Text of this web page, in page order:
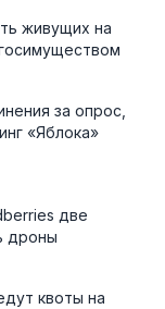
живущих на
за опрос,
«Яблока»
две
дроны
квоты на